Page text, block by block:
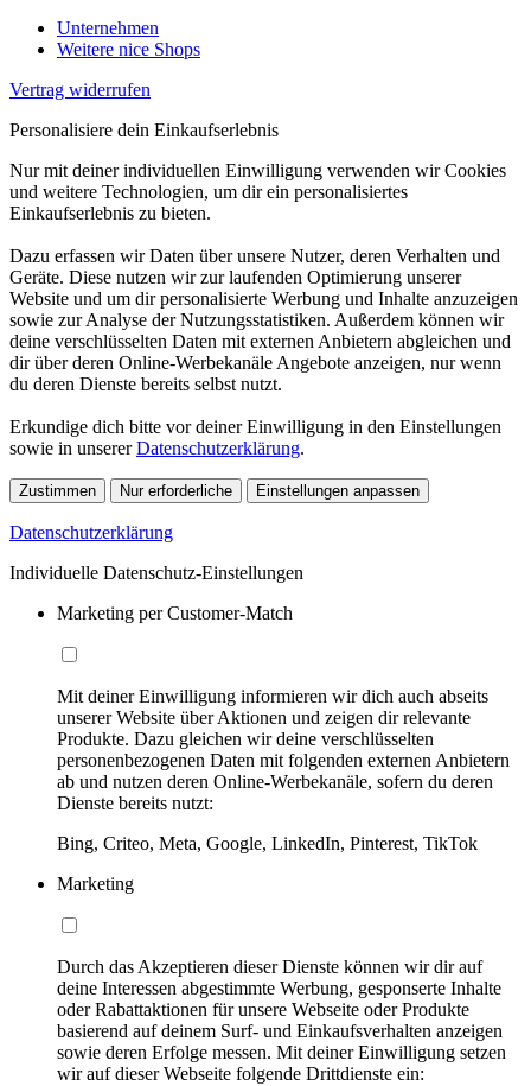
Unternehmen
Weitere nice Shops
Vertrag widerrufen
Personalisiere dein Einkaufserlebnis
Nur mit deiner individuellen Einwilligung verwenden wir Cookies
und weitere Technologien, um dir ein personalisiertes
Einkaufserlebnis zu bieten.
Dazu erfassen wir Daten über unsere Nutzer, deren Verhalten und
Geräte. Diese nutzen wir zur laufenden Optimierung unserer
Website und um dir personalisierte Werbung und Inhalte anzuzeigen
sowie zur Analyse der Nutzungsstatistiken. Außerdem können wir
deine verschlüsselten Daten mit externen Anbietern abgleichen und
dir über deren Online-Werbekanäle Angebote anzeigen, nur wenn
du deren Dienste bereits selbst nutzt.
Erkundige dich bitte vor deiner Einwilligung in den Einstellungen
sowie in unsererDatenschutzerklärung.
Zustimmen Nur erforderliche Einstellungen anpassen
Datenschutzerklärung
Individuelle Datenschutz-Einstellungen
Marketing per Customer-Match
Mit deiner Einwilligung informieren wir dich auch abseits
unserer Website über Aktionen und zeigen dir relevante
Produkte. Dazu gleichen wir deine verschlüsselten
personenbezogenen Daten mit folgenden externen Anbietern
ab und nutzen deren Online-Werbekanäle, sofern du deren
Dienste bereits nutzt:
Bing, Criteo, Meta, Google, LinkedIn, Pinterest, TikTok
Marketing
Durch das Akzeptieren dieser Dienste können wir dir auf
deine Interessen abgestimmte Werbung, gesponserte Inhalte
oder Rabattaktionen für unsere Webseite oder Produkte
basierend auf deinem Surf- und Einkaufsverhalten anzeigen
sowie deren Erfolge messen. Mit deiner Einwilligung setzen
wir auf dieser Webseite folgende Drittdienste ein: